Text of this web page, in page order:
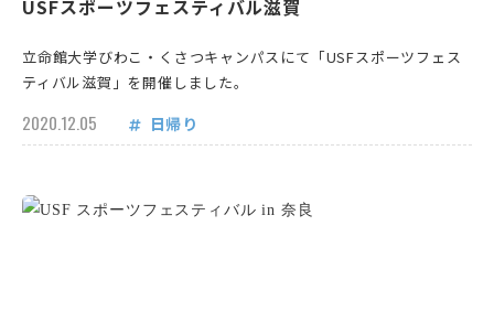
USFスポーツフェスティバル滋賀
立命館大学びわこ・くさつキャンパスにて「USFスポーツフェス
ティバル滋賀」を開催しました。
2020.12.05 日帰り